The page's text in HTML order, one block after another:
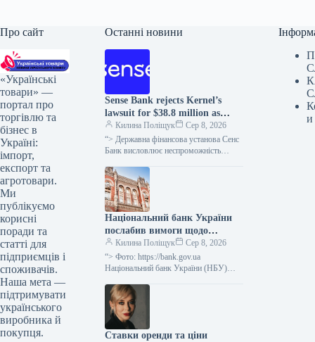
Про сайт
«Українські
товари» —
портал про
торгівлю та
бізнес в
Україні:
імпорт,
експорт та
агротовари.
Ми
публікуємо
корисні
поради та
статті для
підприємців і
споживачів.
Наша мета —
підтримувати
українського
виробника й
покупця.
Останні новини
Sense Bank rejects Kernel’s
lawsuit for $38.8 million as
unfounded.
Килина Поліщук
Сер 8, 2026
“> Державна фінансова установа Сенс
Банк висловлює неспроможність
Investments Limited, що входить до
агрогрупи “Кернел”, щодо…
Національний банк України
послабив вимоги щодо
реструктуризації позик для
підприємств та застави
сільськогосподарської
Килина Поліщук
Сер 8, 2026
“> Фото: https://bank.gov.ua
Національний банк України (НБУ)
визнавати неспроможність
позичальників у випадку
короткострокової, тривалістю до
одного…
Ставки оренди та ціни
и